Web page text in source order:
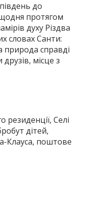
до
щодня протягом
духу Різдва
словах Санти:
природа справді
місце з
Селі
дітей,
Клауса, поштове